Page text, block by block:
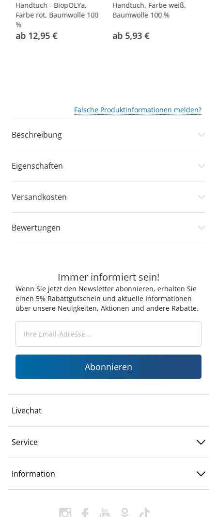
Handtuch - BiopOLYa,
Farbe rot, Baumwolle 100
%
ab 12,95 €
Handtuch, Farbe weiß,
Baumwolle 100 %
ab 5,93 €
Falsche Produktinformationen melden?
Beschreibung
Eigenschaften
Versandkosten
Bewertungen
Immer informiert sein!
Wenn Sie jetzt den Newsletter abonnieren, erhalten Sie
einen 5% Rabattgutschein und aktuelle Informationen
über unsere Neuigkeiten, Aktionen und andere Rabatte.
Abonnieren
Livechat
Service
Information